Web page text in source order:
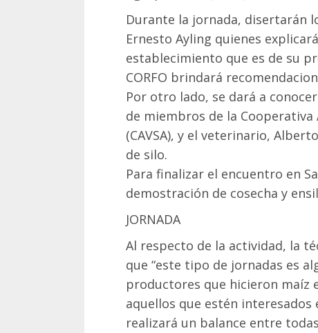
Durante la jornada, disertarán
Ernesto Ayling quienes
establecimiento que es de su
CORFO brindará
Por otro lado, se dará a
de miembros de la
(CAVSA), y el veterinario,
de silo.
Para finalizar el encuentro en
demostración de cosecha y
JORNADA
Al respecto de la actividad, la
que “este tipo de jornadas es
productores que hicieron
aquellos que estén interesados
realizará un balance entre